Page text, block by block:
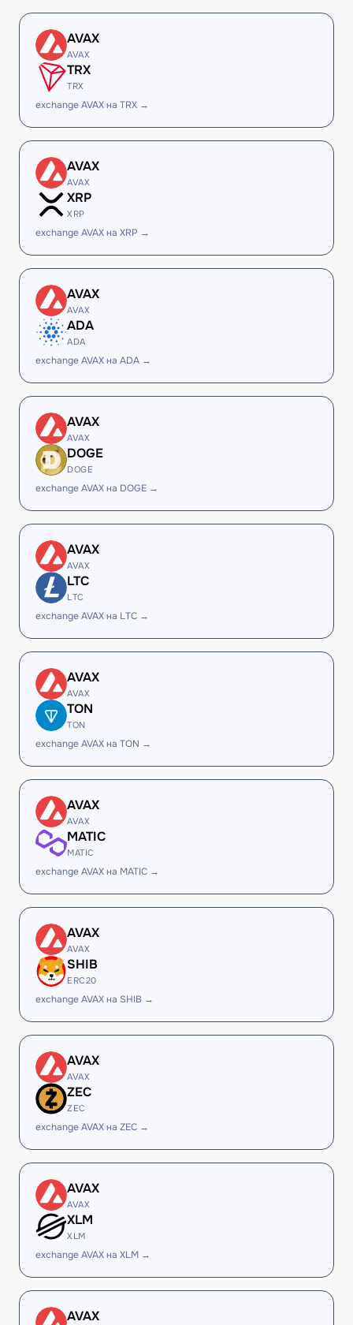
AVAX
AVAX
TRX
TRX
exchange AVAX на TRX →
AVAX
AVAX
XRP
XRP
exchange AVAX на XRP →
AVAX
AVAX
ADA
ADA
exchange AVAX на ADA →
AVAX
AVAX
DOGE
DOGE
exchange AVAX на DOGE →
AVAX
AVAX
LTC
LTC
exchange AVAX на LTC →
AVAX
AVAX
TON
TON
exchange AVAX на TON →
AVAX
AVAX
MATIC
MATIC
exchange AVAX на MATIC →
AVAX
AVAX
SHIB
ERC20
exchange AVAX на SHIB →
AVAX
AVAX
ZEC
ZEC
exchange AVAX на ZEC →
AVAX
AVAX
XLM
XLM
exchange AVAX на XLM →
AVAX